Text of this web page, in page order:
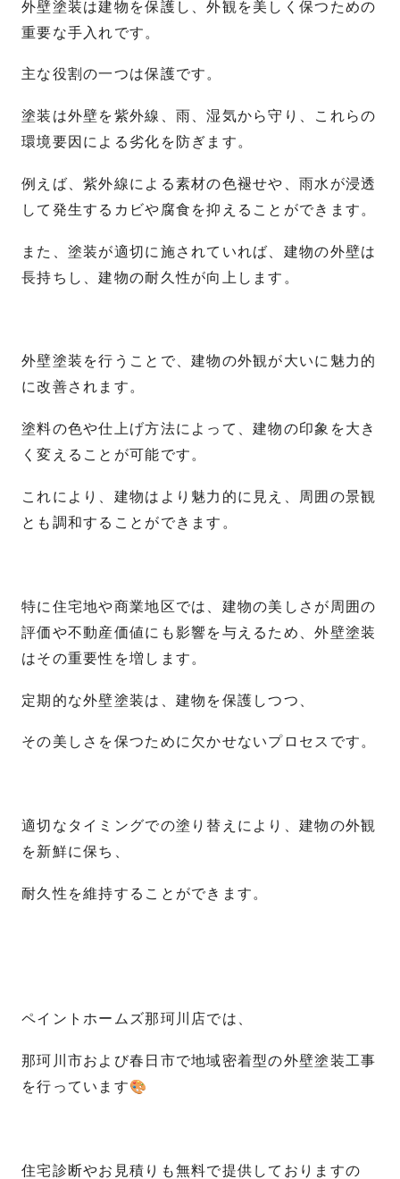
外壁塗装は建物を保護し、外観を美しく保つための
重要な手入れです。
主な役割の一つは保護です。
塗装は外壁を紫外線、雨、湿気から守り、これらの
環境要因による劣化を防ぎます。
例えば、紫外線による素材の色褪せや、雨水が浸透
して発生するカビや腐食を抑えることができます。
また、塗装が適切に施されていれば、建物の外壁は
長持ちし、建物の耐久性が向上します。
外壁塗装を行うことで、建物の外観が大いに魅力的
に改善されます。
塗料の色や仕上げ方法によって、建物の印象を大き
く変えることが可能です。
これにより、建物はより魅力的に見え、周囲の景観
とも調和することができます。
特に住宅地や商業地区では、建物の美しさが周囲の
評価や不動産価値にも影響を与えるため、外壁塗装
はその重要性を増します。
定期的な外壁塗装は、建物を保護しつつ、
その美しさを保つために欠かせないプロセスです。
適切なタイミングでの塗り替えにより、建物の外観
を新鮮に保ち、
耐久性を維持することができます。
ペイントホームズ那珂川店では、
那珂川市および春日市で地域密着型の外壁塗装工事
を行っています🎨
住宅診断やお見積りも無料で提供しておりますの